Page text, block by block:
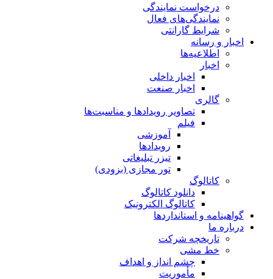
درخواست نمایندگی
نمایندگی‌های فعال
شرایط گارانتی
اخبار و رسانه
اطلاعیه‌ها
اخبار
اخبار داخلی
اخبار صنعت
گالری
تصاویر رویدادها و مناسبت‌ها
فیلم
آموزشی
رویدادها
تیزر تبلیغاتی
تور مجازی (بزودی)
کاتالوگ
دانلود کاتالوگ
کاتالوگ الکترونیک
گواهینامه و استانداردها
درباره ما
تاریخچه شرکت
خط مشی
چشم انداز و اهداف
مأموریت